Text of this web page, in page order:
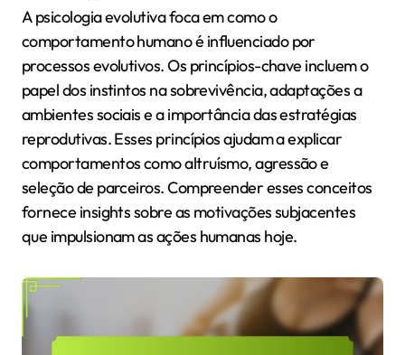
A psicologia evolutiva foca em como o
comportamento humano é influenciado por
processos evolutivos. Os princípios-chave incluem o
papel dos instintos na sobrevivência, adaptações a
ambientes sociais e a importância das estratégias
reprodutivas. Esses princípios ajudam a explicar
comportamentos como altruísmo, agressão e
seleção de parceiros. Compreender esses conceitos
fornece insights sobre as motivações subjacentes
que impulsionam as ações humanas hoje.